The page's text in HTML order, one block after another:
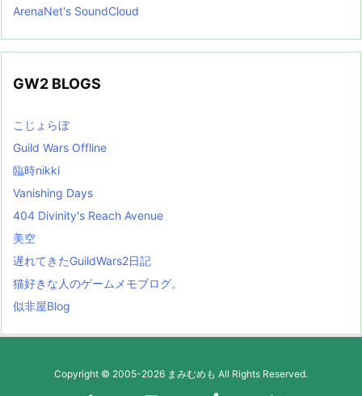
ArenaNet's SoundCloud
GW2 BLOGS
こじょらぼ
Guild Wars Offline
臨時nikki
Vanishing Days
404 Divinity's Reach Avenue
美空
遅れてきたGuildWars2日記
猫好きな人のゲームメモブログ。
似非屋Blog
Copyright © 2005-2026 まみむめも All Rights Reserved.